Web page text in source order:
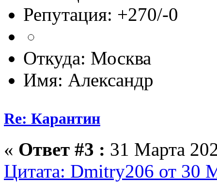
Репутация: +270/-0
Откуда: Москва
Имя: Александр
Re: Карантин
« Ответ #3 : 31 Марта
Цитата: Dmitry206 от 30